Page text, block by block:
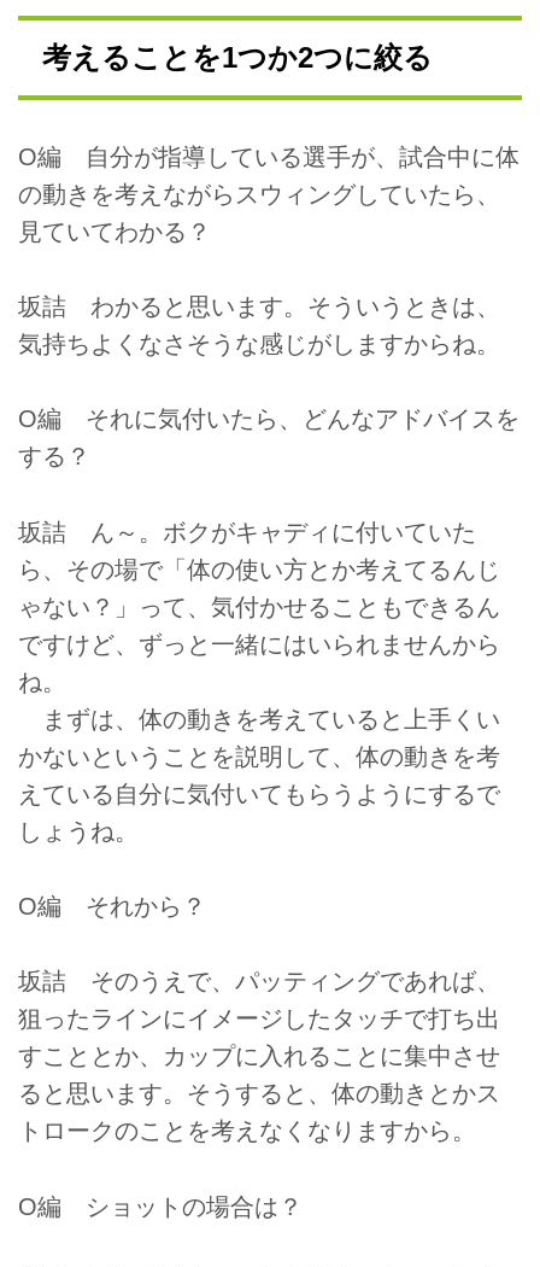
考えることを1つか2つに絞る
O編 自分が指導している選手が、試合中に体
の動きを考えながらスウィングしていたら、
見ていてわかる？
坂詰 わかると思います。そういうときは、
気持ちよくなさそうな感じがしますからね。
O編 それに気付いたら、どんなアドバイスを
する？
坂詰 ん～。ボクがキャディに付いていた
ら、その場で「体の使い方とか考えてるんじ
ゃない？」って、気付かせることもできるん
ですけど、ずっと一緒にはいられませんから
ね。
まずは、体の動きを考えていると上手くい
かないということを説明して、体の動きを考
えている自分に気付いてもらうようにするで
しょうね。
O編 それから？
坂詰 そのうえで、パッティングであれば、
狙ったラインにイメージしたタッチで打ち出
すこととか、カップに入れることに集中させ
ると思います。そうすると、体の動きとかス
トロークのことを考えなくなりますから。
O編 ショットの場合は？